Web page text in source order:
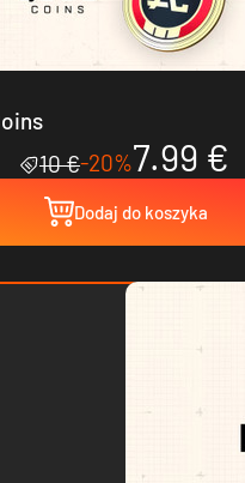
10 €-20%7.99 €
Dodaj do koszyka